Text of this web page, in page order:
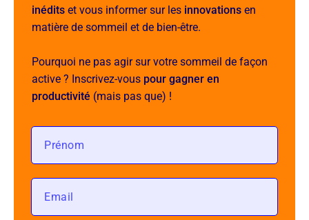
inédits et vous informer sur les innovations en
matière de sommeil et de bien-être.
Pourquoi ne pas agir sur votre sommeil de façon
active ? Inscrivez-vous pour gagner en
productivité (mais pas que) !